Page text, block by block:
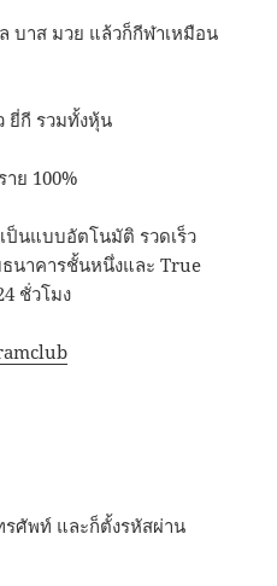
บาส มวย แล้วก็กีฬาเหมือน
ยี่กี รวมทั้งหุ้น
ย 100%
ป็นแบบอัตโนมัติ รวดเร็ว
นาคารชั้นหนึ่งและ True
ชั่วโมง
รศัพท์ และก็ตั้งรหัสผ่าน